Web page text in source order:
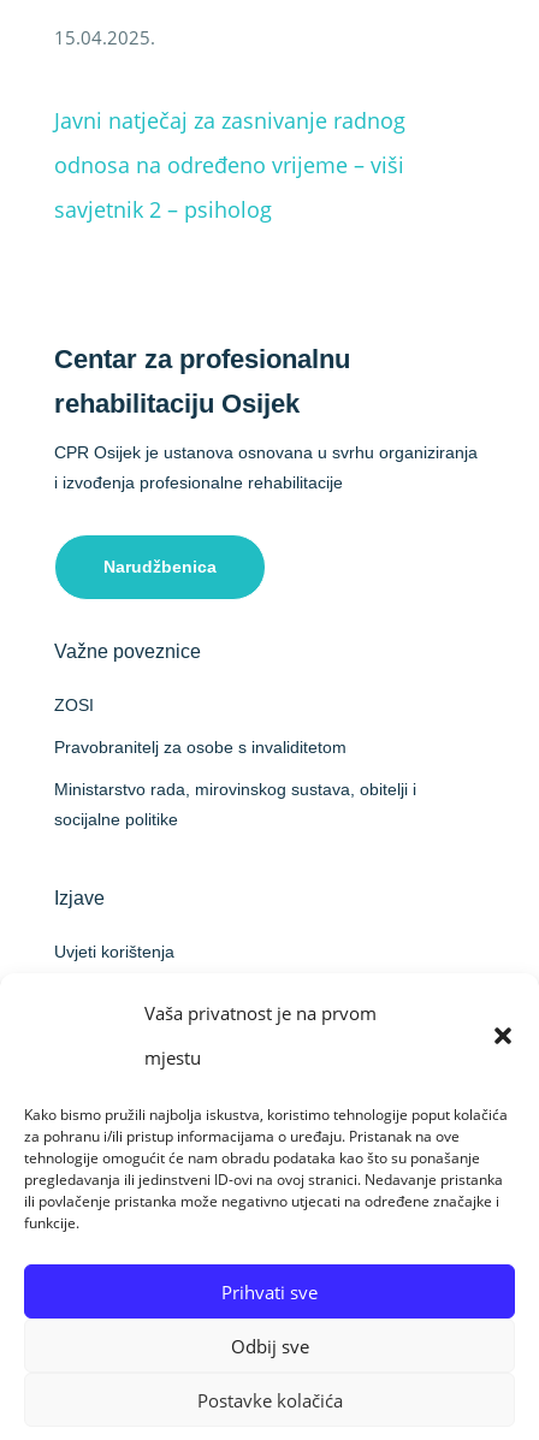
Vaša privatnost je na prvom
mjestu
Kako bismo pružili najbolja iskustva, koristimo tehnologije poput kolačića
za pohranu i/ili pristup informacijama o uređaju. Pristanak na ove
tehnologije omogućit će nam obradu podataka kao što su ponašanje
pregledavanja ili jedinstveni ID-ovi na ovoj stranici. Nedavanje pristanka
ili povlačenje pristanka može negativno utjecati na određene značajke i
funkcije.
Prihvati sve
Odbij sve
Postavke kolačića
15.04.2025.
Javni natječaj za zasnivanje radnog
odnosa na određeno vrijeme – viši
savjetnik 2 – psiholog
Centar za profesionalnu
rehabilitaciju Osijek
CPR Osijek je ustanova osnovana u svrhu organiziranja
i izvođenja profesionalne rehabilitacije
Narudžbenica
Važne poveznice
ZOSI
Pravobranitelj za osobe s invaliditetom
Ministarstvo rada, mirovinskog sustava, obitelji i
socijalne politike
Izjave
Uvjeti korištenja
prijave na natječaj
Obavijest o obradi putem videonadzora
Made by Raido Solutions &CroArt Studio
© Sva prava pridržana 08-08-26 Centar za
profesionalnu rehabilitaciju Osijek